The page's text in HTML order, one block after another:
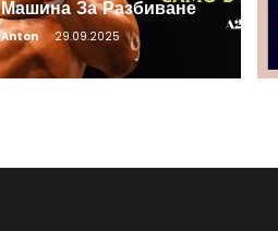
Машина За Разбиване
Anton 29.09.2025